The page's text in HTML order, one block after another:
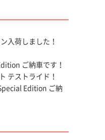
入荷しました！
ご納車です！
テストライド！
Edition ご納